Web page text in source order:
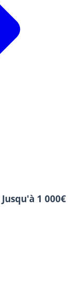
Jusqu'à 1 000€